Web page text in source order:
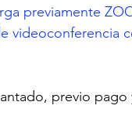
previamente
videoconferencia
previo